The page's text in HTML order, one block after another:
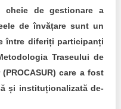
de gestionare a
de învățare sunt un
între diferiți participanți
Traseului de
care a fost
și instituționalizată de-